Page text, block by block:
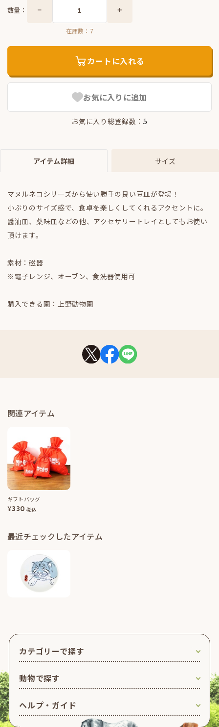
お気に入りに追加
お気に入り総登録数：5
数量：
在庫数： 7
カートに入れる
アイテム詳細 サイズ
マヌルネコシリーズから使い勝手の良い豆皿が登場！
小ぶりのサイズ感で、食卓を楽しくしてくれるアクセントに。
醤油皿、薬味皿などの他、アクセサリートレイとしてもお使い
頂けます。
素材：磁器
※電子レンジ、オーブン、食洗器使用可
購入できる園：上野動物園
関連アイテム
ギフトバッグ
¥330 税込
最近チェックしたアイテム
カテゴリーで探す
動物で探す
ヘルプ・ガイド